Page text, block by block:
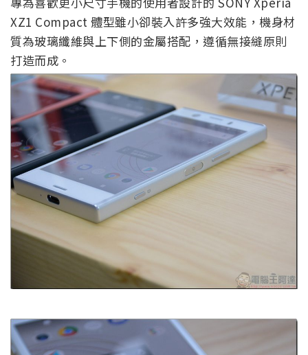
XZ1 Compact 體型雖小卻裝入許多強大效能，機身材
質為玻璃纖維與上下側的金屬搭配，遵循無接縫原則
打造而成。